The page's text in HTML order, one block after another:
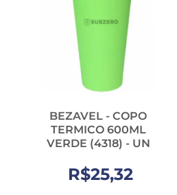
BEZAVEL - COPO
TERMICO 600ML
VERDE (4318) - UN
R$25,32